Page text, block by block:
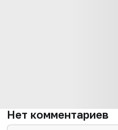
Нет комментариев